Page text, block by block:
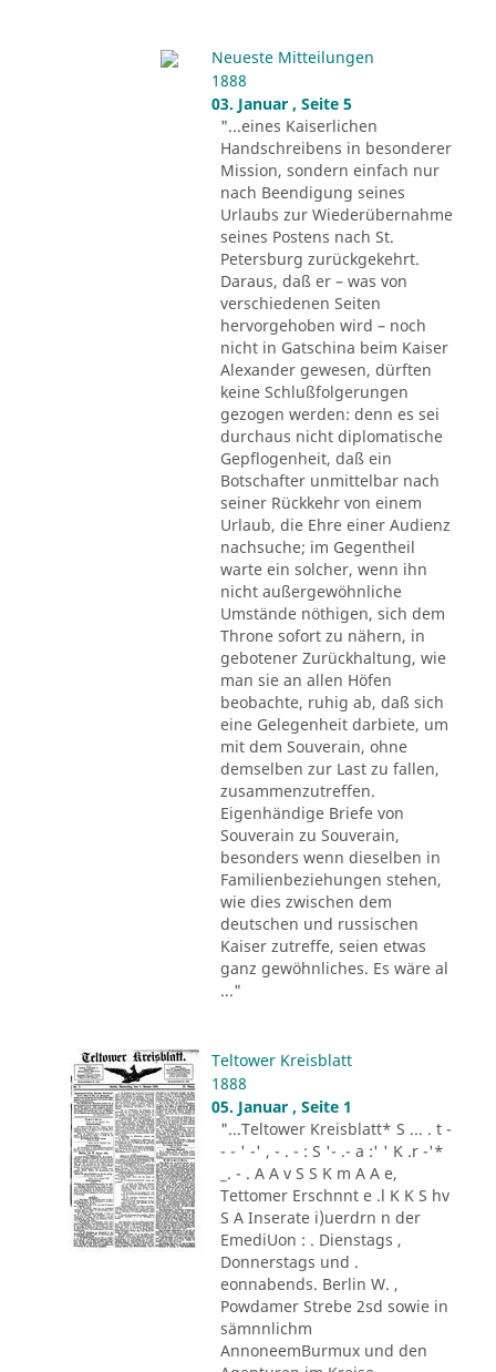
Neueste Mitteilungen
1888
03. Januar , Seite 5
"...eines Kaiserlichen
Handschreibens in besonderer
Mission, sondern einfach nur
nach Beendigung seines
Urlaubs zur Wiederübernahme
seines Postens nach St.
Petersburg zurückgekehrt.
Daraus, daß er – was von
verschiedenen Seiten
hervorgehoben wird – noch
nicht in Gatschina beim Kaiser
Alexander gewesen, dürften
keine Schlußfolgerungen
gezogen werden: denn es sei
durchaus nicht diplomatische
Gepflogenheit, daß ein
Botschafter unmittelbar nach
seiner Rückkehr von einem
Urlaub, die Ehre einer Audienz
nachsuche; im Gegentheil
warte ein solcher, wenn ihn
nicht außergewöhnliche
Umstände nöthigen, sich dem
Throne sofort zu nähern, in
gebotener Zurückhaltung, wie
man sie an allen Höfen
beobachte, ruhig ab, daß sich
eine Gelegenheit darbiete, um
mit dem Souverain, ohne
demselben zur Last zu fallen,
zusammenzutreffen.
Eigenhändige Briefe von
Souverain zu Souverain,
besonders wenn dieselben in
Familienbeziehungen stehen,
wie dies zwischen dem
deutschen und russischen
Kaiser zutreffe, seien etwas
ganz gewöhnliches. Es wäre al
..."
Teltower Kreisblatt
1888
05. Januar , Seite 1
"...Teltower Kreisblatt* S ... . t -
- - ' -' , - . - : S '- .- a :' ' K .r -'*
_. - . A A v S S K m A A e,
Tettomer Erschnnt e .l K K S hv
S A Inserate i)uerdrn n der
EmediUon : . Dienstags ,
Donnerstags und .
eonnabends. Berlin W. ,
Powdamer Strebe 2sd sowie in
sämnnlichm
AnnoneemBurmux und den